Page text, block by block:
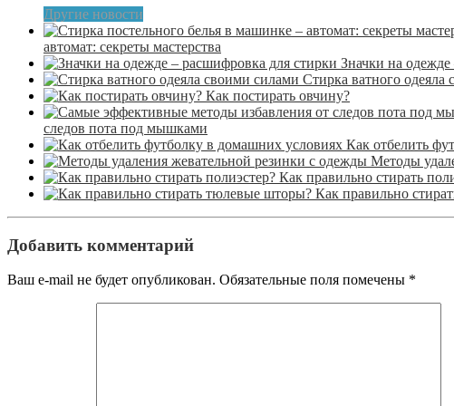
Другие новости
автомат: секреты мастерства
Значки на
Стирка ватного одеяла
Как постирать овчину?
следов пота под мышками
Как отбелить
Методы
Как правильно стирать
Как правильно
Добавить комментарий
Ваш e-mail не будет опубликован. Обязательные поля помечены *